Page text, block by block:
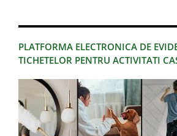
PLATFORMA ELECTRONICA DE
TICHETELOR PENTRU ACTIVITATI